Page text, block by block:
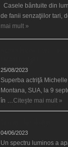
Casele bântuite din
de fanii senzaţiilor tari,
mai mult »
25/08/2023
Superba actriţă
Montana, SUA, la 9
în …Citește mai mult »
04/06/2023
Un spectru luminos a